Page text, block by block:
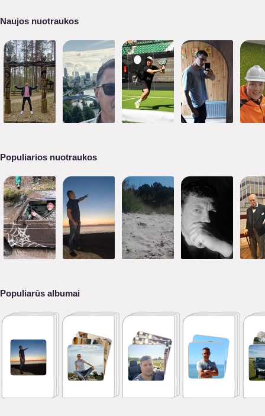
Naujos nuotraukos
Populiarios nuotraukos
Populiarūs albumai